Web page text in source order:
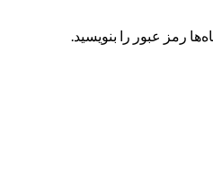
رمز عبور را بنویسید.